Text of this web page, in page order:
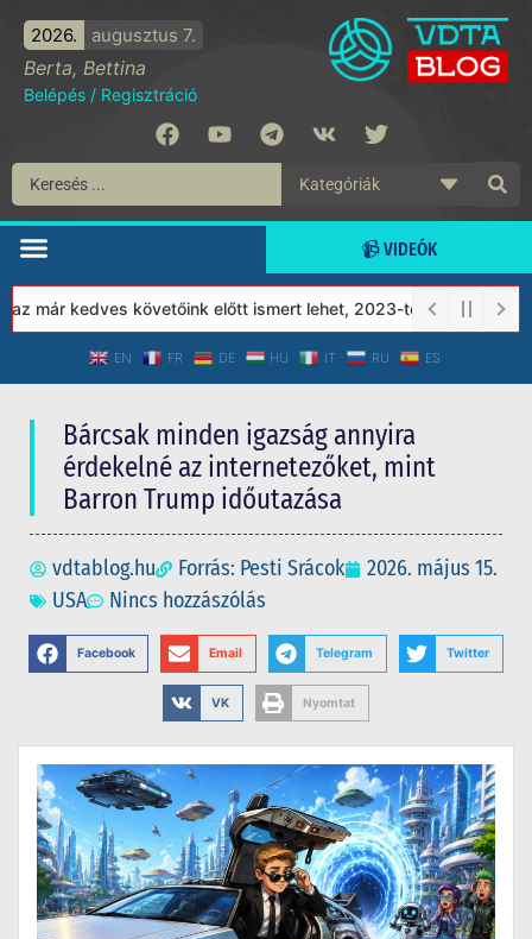
2026. augusztus 7.
Berta, Bettina
Belépés / Regisztráció
📹 VIDEÓK
kedves követőink előtt ismert lehet, 2023-tól a Védett
EN FR DE HU IT RU ES
Bárcsak minden igazság annyira
érdekelné az internetezőket, mint
Barron Trump időutazása
vdtablog.hu Forrás: Pesti Srácok
2026. május 15.
USA
Nincs hozzászólás
Facebook Email Telegram Twitter
VK Nyomtat